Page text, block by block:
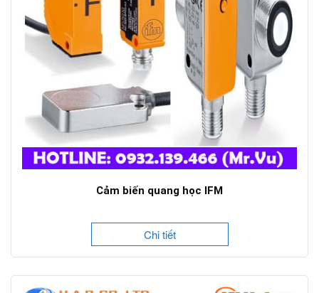
Cảm biến quang học IFM
Chi tiết